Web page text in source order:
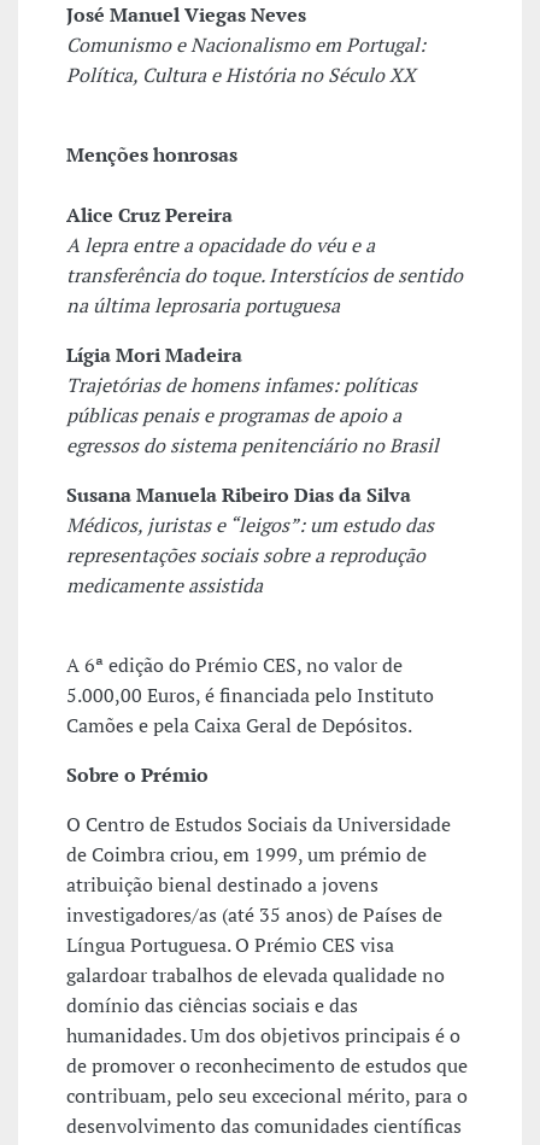
José Manuel Viegas Neves
Comunismo e Nacionalismo em Portugal:
Política, Cultura e História no Século XX
Menções honrosas
Alice Cruz Pereira
A lepra entre a opacidade do véu e a
transferência do toque. Interstícios de sentido
na última leprosaria portuguesa
Lígia Mori Madeira
Trajetórias de homens infames: políticas
públicas penais e programas de apoio a
egressos do sistema penitenciário no Brasil
Susana Manuela Ribeiro Dias da Silva
Médicos, juristas e “leigos”: um estudo das
representações sociais sobre a reprodução
medicamente assistida
A 6ª edição do Prémio CES, no valor de
5.000,00 Euros, é financiada pelo Instituto
Camões e pela Caixa Geral de Depósitos.
Sobre o Prémio
O Centro de Estudos Sociais da Universidade
de Coimbra criou, em 1999, um prémio de
atribuição bienal destinado a jovens
investigadores/as (até 35 anos) de Países de
Língua Portuguesa. O Prémio CES visa
galardoar trabalhos de elevada qualidade no
domínio das ciências sociais e das
humanidades. Um dos objetivos principais é o
de promover o reconhecimento de estudos que
contribuam, pelo seu excecional mérito, para o
desenvolvimento das comunidades científicas